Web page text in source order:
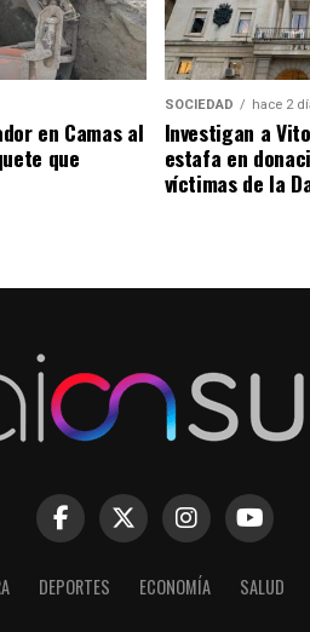
en Camas al
que
SOCIEDAD hace 2
Investigan a
estafa en
víctimas de la
DEPORTES ECONOMÍA SALUD